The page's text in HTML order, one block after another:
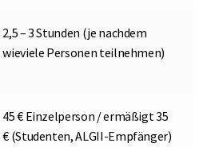
2,5 – 3 Stunden (je nachdem
wieviele Personen teilnehmen)
45 € Einzelperson / ermäßigt 35
€ (Studenten, ALGII-Empfänger)